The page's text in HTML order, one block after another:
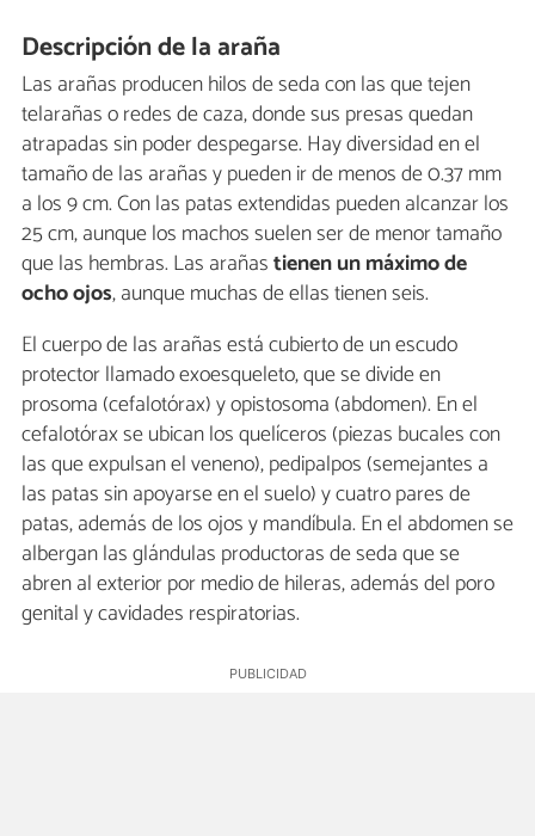
Descripción de la araña
Las arañas producen hilos de seda con las que tejen
telarañas o redes de caza, donde sus presas quedan
atrapadas sin poder despegarse. Hay diversidad en el
tamaño de las arañas y pueden ir de menos de 0.37 mm
a los 9 cm. Con las patas extendidas pueden alcanzar los
25 cm, aunque los machos suelen ser de menor tamaño
que las hembras. Las arañastienen un máximo de
ocho ojos, aunque muchas de ellas tienen seis.
El cuerpo de las arañas está cubierto de un escudo
protector llamado exoesqueleto, que se divide en
prosoma (cefalotórax) y opistosoma (abdomen). En el
cefalotórax se ubican los quelíceros (piezas bucales con
las que expulsan el veneno), pedipalpos (semejantes a
las patas sin apoyarse en el suelo) y cuatro pares de
patas, además de los ojos y mandíbula. En el abdomen se
albergan las glándulas productoras de seda que se
abren al exterior por medio de hileras, además del poro
genital y cavidades respiratorias.